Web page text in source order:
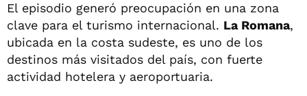
El episodio generó preocupación en una zona
clave para el turismo internacional. La Romana,
ubicada en la costa sudeste, es uno de los
destinos más visitados del país, con fuerte
actividad hotelera y aeroportuaria.